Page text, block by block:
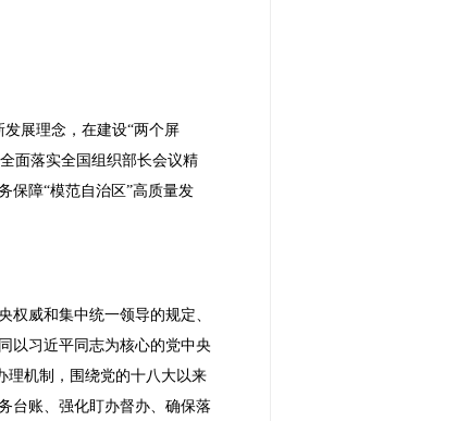
展理念，在建设“两个屏
面落实全国组织部长会议精
保障“模范自治区”高质量发
威和集中统一领导的规定、
以习近平同志为核心的党中央
理机制，围绕党的十八大以来
台账、强化盯办督办、确保落